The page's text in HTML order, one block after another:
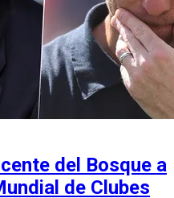
del Bosque a
de Clubes